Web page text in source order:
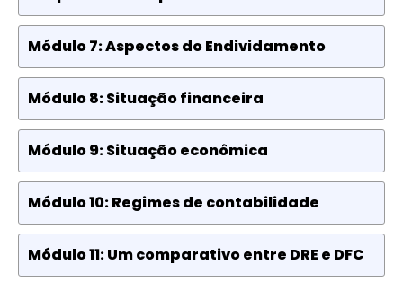
Módulo 7: Aspectos do Endividamento
Módulo 8: Situação financeira
Módulo 9: Situação econômica
Módulo 10: Regimes de contabilidade
Módulo 11: Um comparativo entre DRE e DFC